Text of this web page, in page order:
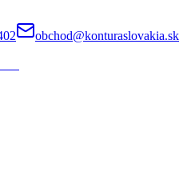
obchod@konturaslovakia.sk